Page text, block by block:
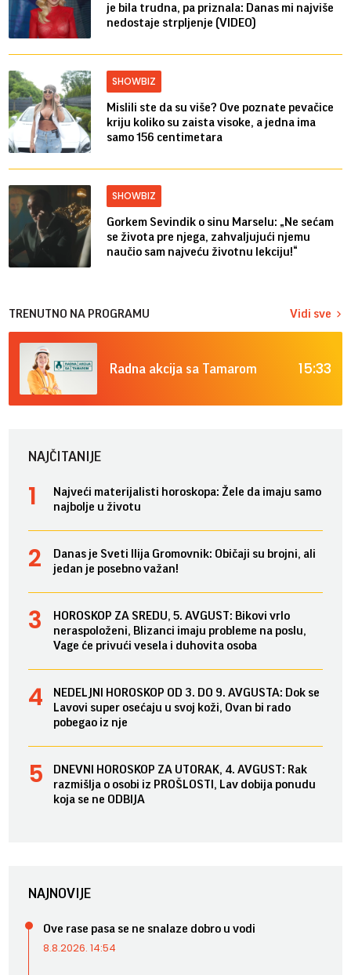
je bila trudna, pa priznala: Danas mi najviše
nedostaje strpljenje (VIDEO)
SHOWBIZ
Mislili ste da su više? Ove poznate pevačice
kriju koliko su zaista visoke, a jedna ima
samo 156 centimetara
SHOWBIZ
Gorkem Sevindik o sinu Marselu: „Ne sećam
se života pre njega, zahvaljujući njemu
naučio sam najveću životnu lekciju!“
TRENUTNO NA PROGRAMU Vidi sve
Radna akcija sa Tamarom 15:33
NAJČITANIJE
Najveći materijalisti horoskopa: Žele da imaju samo
najbolje u životu
Danas je Sveti Ilija Gromovnik: Običaji su brojni, ali
jedan je posebno važan!
HOROSKOP ZA SREDU, 5. AVGUST: Bikovi vrlo
neraspoloženi, Blizanci imaju probleme na poslu,
Vage će privući vesela i duhovita osoba
NEDELJNI HOROSKOP OD 3. DO 9. AVGUSTA: Dok se
Lavovi super osećaju u svoj koži, Ovan bi rado
pobegao iz nje
DNEVNI HOROSKOP ZA UTORAK, 4. AVGUST: Rak
razmišlja o osobi iz PROŠLOSTI, Lav dobija ponudu
koja se ne ODBIJA
NAJNOVIJE
Ove rase pasa se ne snalaze dobro u vodi
8.8.2026. 14:54